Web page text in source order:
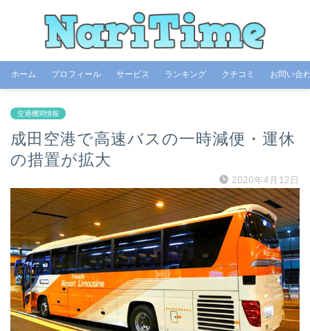
ホーム プロフィール サービス ランキング クチコミ お問い合
交通機関情報
成田空港で高速バスの一時減便・運休
の措置が拡大
2020年4月12日